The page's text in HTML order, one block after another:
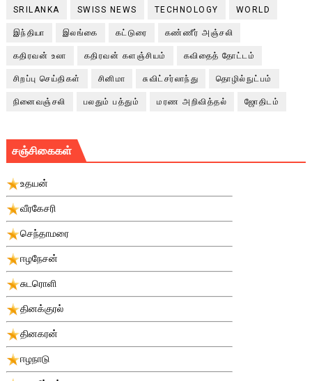
SRILANKA SWISS NEWS TECHNOLOGY WORLD
இந்தியா இலங்கை கட்டுரை கண்ணீர் அஞ்சலி
கதிரவன் உலா கதிரவன் களஞ்சியம் கவிதைத் தோட்டம்
சிறப்பு செய்திகள் சினிமா சுவிட்சர்லாந்து தொழில்நுட்பம்
நினைவஞ்சலி பலதும் பத்தும் மரண அறிவித்தல் ஜோதிடம்
சஞ்சிகைகள்
உதயன்
வீரகேசரி
செந்தாமரை
ஈழநேசன்
சுடரொளி
தினக்குரல்
தினகரன்
ஈழநாடு